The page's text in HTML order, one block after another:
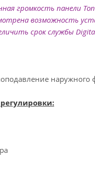
громкость панели
возможность
срок службы
наружного